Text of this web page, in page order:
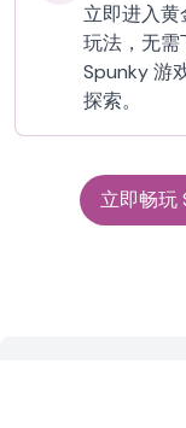
立即进入
玩法，无需
Spunky 游
探索。
立即畅玩